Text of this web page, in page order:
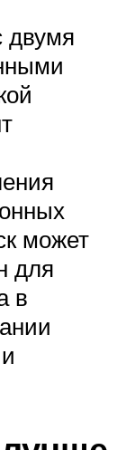
двумя
может
для
в